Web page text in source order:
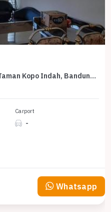
Rumah Siap Huni di Kawasan Taman Kopo Indah, Bandung, LT 119m²
Carport
-
Whatsapp